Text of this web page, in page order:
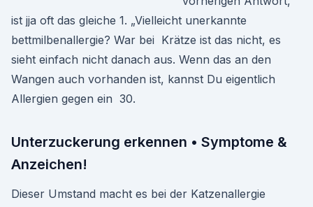
ist jja oft das gleiche 1. „Vielleicht unerkannte
bettmilbenallergie? War bei Krätze ist das nicht, es
sieht einfach nicht danach aus. Wenn das an den
Wangen auch vorhanden ist, kannst Du eigentlich
Allergien gegen ein 30.
Unterzuckerung erkennen • Symptome &
Anzeichen!
Dieser Umstand macht es bei der Katzenallergie